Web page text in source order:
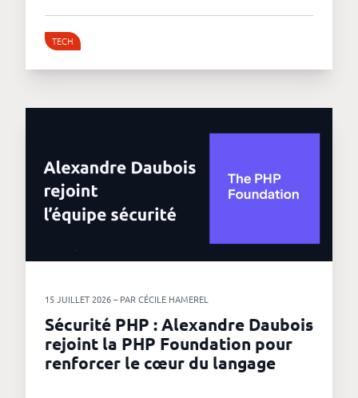
TECH
15 JUILLET 2026 – PAR CÉCILE HAMEREL
Sécurité PHP : Alexandre Daubois
rejoint la PHP Foundation pour
renforcer le cœur du langage